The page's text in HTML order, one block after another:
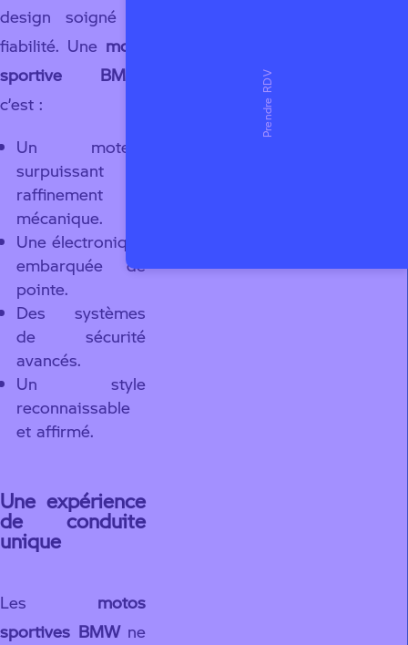
design soigné et
fiabilité. Une moto
sportive BMW
c’est :
Un moteur
surpuissant et
raffinement
mécanique.
Une électronique
embarquée de
pointe.
Des systèmes
de sécurité
avancés.
Un style
reconnaissable
et affirmé.
Une expérience
de conduite
unique
Les motos
sportives BMWne